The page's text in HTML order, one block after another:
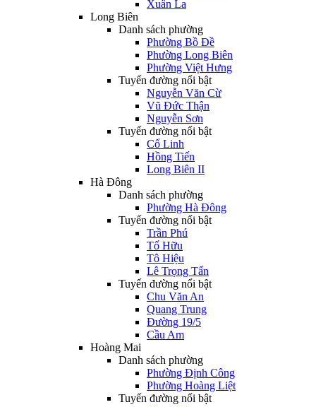
Xuân La
Long Biên
Danh sách phường
Phường Bồ Đề
Phường Long Biên
Phường Việt Hưng
Tuyến đường nổi bật
Nguyễn Văn Cừ
Vũ Đức Thận
Nguyễn Sơn
Tuyến đường nổi bật
Cổ Linh
Hồng Tiến
Long Biên II
Hà Đông
Danh sách phường
Phường Hà Đông
Tuyến đường nổi bật
Trần Phú
Tố Hữu
Tô Hiệu
Lê Trọng Tấn
Tuyến đường nổi bật
Chu Văn An
Quang Trung
Đường 19/5
Cầu Am
Hoàng Mai
Danh sách phường
Phường Định Công
Phường Hoàng Liệt
Tuyến đường nổi bật